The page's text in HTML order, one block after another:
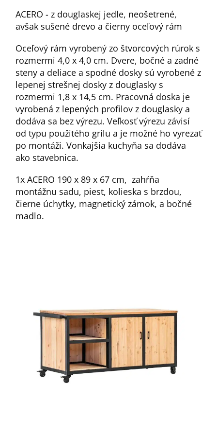
ACERO - z douglaskej jedle, neošetrené,
avšak sušené drevo a čierny oceľový rám
Oceľový rám vyrobený zo štvorcových rúrok s
rozmermi 4,0 x 4,0 cm. Dvere, bočné a zadné
steny a deliace a spodné dosky sú vyrobené z
lepenej strešnej dosky z douglasky s
rozmermi 1,8 x 14,5 cm. Pracovná doska je
vyrobená z lepených profilov z douglasky a
dodáva sa bez výrezu. Veľkosť výrezu závisí
od typu použitého grilu a je možné ho vyrezať
po montáži. Vonkajšia kuchyňa sa dodáva
ako stavebnica.
1x ACERO 190 x 89 x 67 cm, zahŕňa
montážnu sadu, piest, kolieska s brzdou,
čierne úchytky, magnetický zámok, a bočné
madlo.